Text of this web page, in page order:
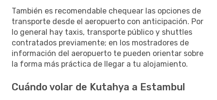
También es recomendable chequear las opciones de
transporte desde el aeropuerto con anticipación. Por
lo general hay taxis, transporte público y shuttles
contratados previamente; en los mostradores de
información del aeropuerto te pueden orientar sobre
la forma más práctica de llegar a tu alojamiento.
Cuándo volar de Kutahya a Estambul